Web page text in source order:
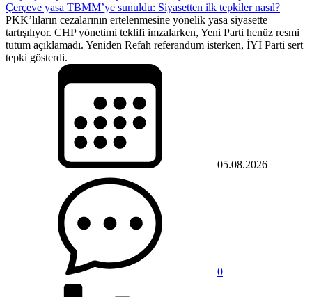
Çerçeve yasa TBMM’ye sunuldu: Siyasetten ilk tepkiler nasıl?
PKK’lıların cezalarının ertelenmesine yönelik yasa siyasette
tartışılıyor. CHP yönetimi teklifi imzalarken, Yeni Parti henüz resmi
tutum açıklamadı. Yeniden Refah referandum isterken, İYİ Parti sert
tepki gösterdi.
05.08.2026
0